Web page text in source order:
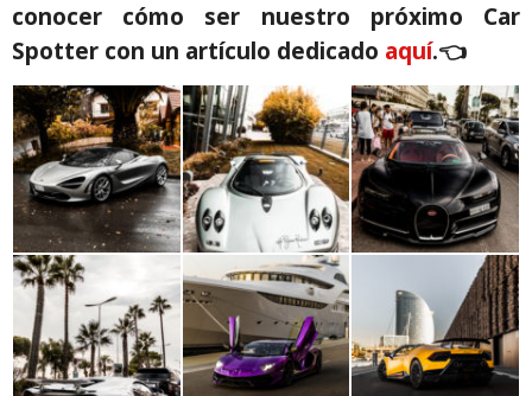
conocer cómo ser nuestro próximo Car
Spotter con un artículo dedicado aquí.👈